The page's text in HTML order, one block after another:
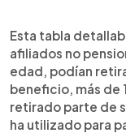
Esta tabla
afiliados no
edad, podían
beneficio, más de
retirado parte de
ha utilizado para